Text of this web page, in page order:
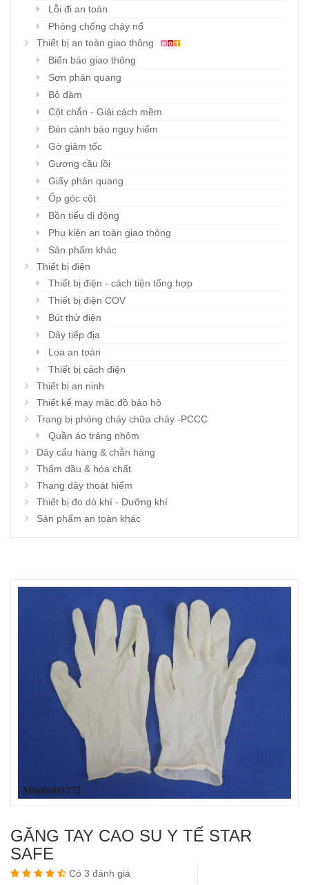
Lỗi đi an toàn
Phòng chống cháy nổ
Thiết bị an toàn giao thông
Biển báo giao thông
Sơn phản quang
Bộ đàm
Cột chắn - Giải cách mềm
Đèn cảnh báo nguy hiểm
Gờ giảm tốc
Gương cầu lồi
Giấy phản quang
Ốp góc cột
Bồn tiểu di động
Phụ kiện an toàn giao thông
Sản phẩm khác
Thiết bị điện
Thiết bị điện - cách tiện tổng hợp
Thiết bị điện COV
Bút thử điện
Dây tiếp địa
Loa an toàn
Thiết bị cách điện
Thiết bị an ninh
Thiết kế may mặc đồ bảo hộ
Trang bị phòng cháy chữa cháy -PCCC
Quần áo tráng nhôm
Dây cẩu hàng & chằn hàng
Thấm dầu & hóa chất
Thang dây thoát hiểm
Thiết bị đo dò khí - Dưỡng khí
Sản phẩm an toàn khác
GĂNG TAY CAO SU Y TẾ STAR
SAFE
Có 3 đánh giá